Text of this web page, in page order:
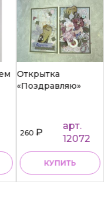
Открытка «С днем
рождения 1»
260₽
арт.
12428
КУПИТЬ